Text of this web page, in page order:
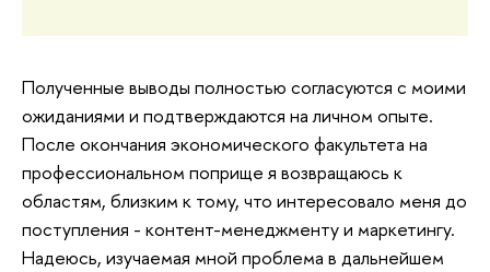
Полученные выводы полностью согласуются с моими
ожиданиями и подтверждаются на личном опыте.
После окончания экономического факультета на
профессиональном поприще я возвращаюсь к
областям, близким к тому, что интересовало меня до
поступления - контент-менеджменту и маркетингу.
Надеюсь, изучаемая мной проблема в дальнейшем